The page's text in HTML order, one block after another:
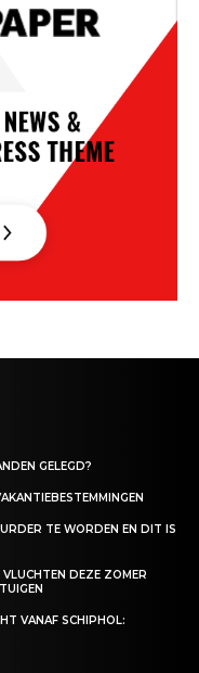
GELEGD?
TE WORDEN EN DIT IS
DEZE ZOMER
VANAF SCHIPHOL: